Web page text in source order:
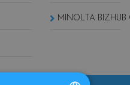
MINOLTA